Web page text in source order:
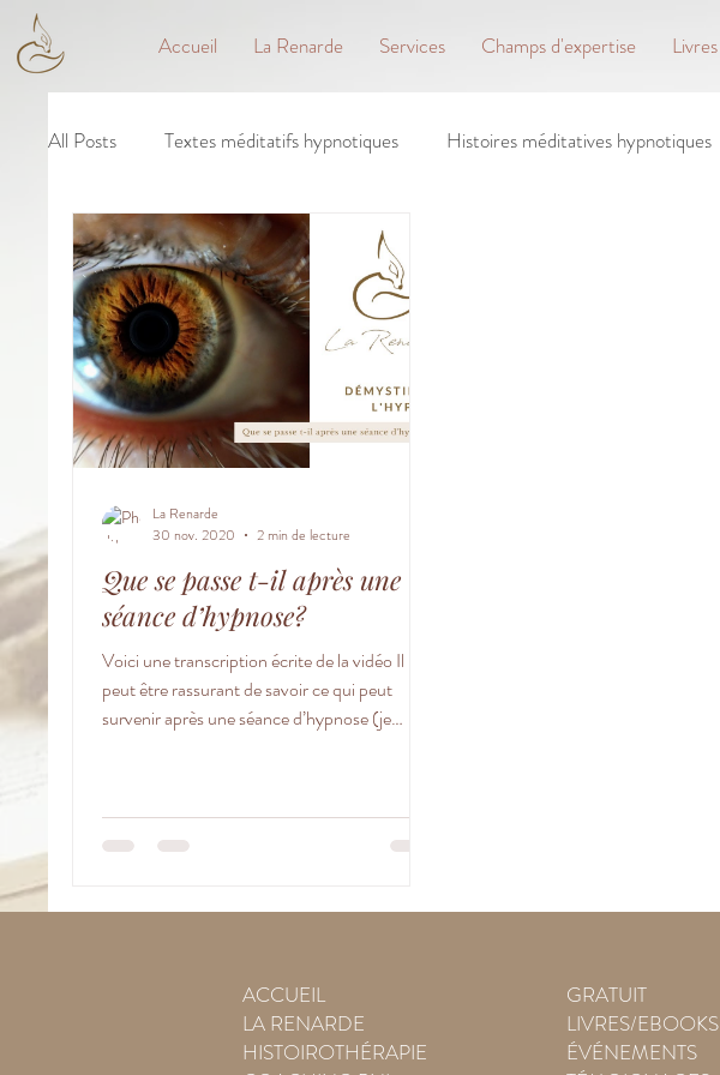
Accueil La Renarde Services Champs d'expertise Livres
All Posts Textes méditatifs hypnotiques Histoires méditatives hypnotiques
Que se passe t-il après une
séance d’hypnose?
Voici une transcription écrite de la vidéo Il
peut être rassurant de savoir ce qui peut
survenir après une séance d’hypnose (je
La Renarde
30 nov. 2020
2 min de lecture
ACCUEIL
LA RENARDE
HISTOIROTHÉRAPIE
GRATUIT
LIVRES/EBOOKS
ÉVÉNEMENTS